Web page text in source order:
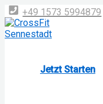
Zum
Inhalt
springen
+49 1573 5994879
Jetzt Starten